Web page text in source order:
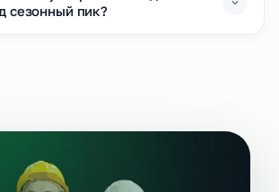
сезонный пик?